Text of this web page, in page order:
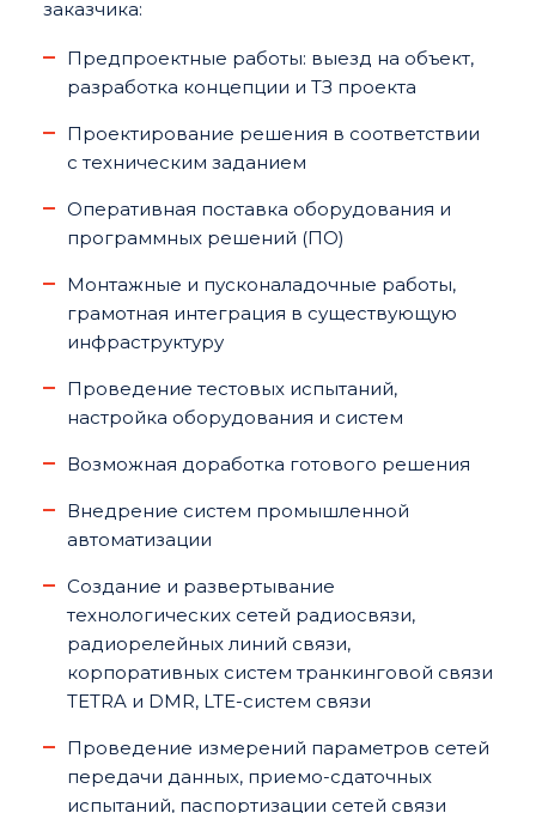
заказчика:
Предпроектные работы: выезд на объект,
разработка концепции и ТЗ проекта
Проектирование решения в соответствии
с техническим заданием
Оперативная поставка оборудования и
программных решений (ПО)
Монтажные и пусконаладочные работы,
грамотная интеграция в существующую
инфраструктуру
Проведение тестовых испытаний,
настройка оборудования и систем
Возможная доработка готового решения
Внедрение систем промышленной
автоматизации
Создание и развертывание
технологических сетей радиосвязи,
радиорелейных линий связи,
корпоративных систем транкинговой связи
TETRA и DMR, LTE-систем связи
Проведение измерений параметров сетей
передачи данных, приемо-сдаточных
испытаний, паспортизации сетей связи